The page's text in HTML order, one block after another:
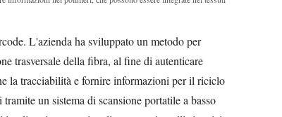
L'azienda ha sviluppato un metodo per
trasversale della fibra, al fine di autenticare
la tracciabilità e fornire informazioni per il riciclo
un sistema di scansione portatile a basso